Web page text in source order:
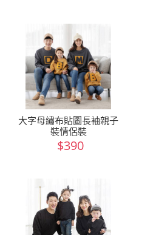
大字母繡布貼圖長袖親子
裝情侶裝
$390